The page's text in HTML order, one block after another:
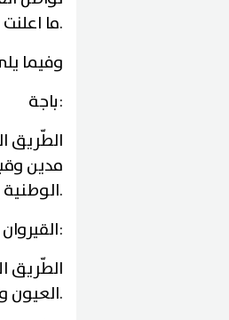
ما اعلنت عنه الإدارة العامة للحرس الوطني.
وفيما
باجة:
مدين
الوطنية.
القيروان:
الطّريق
العيون.